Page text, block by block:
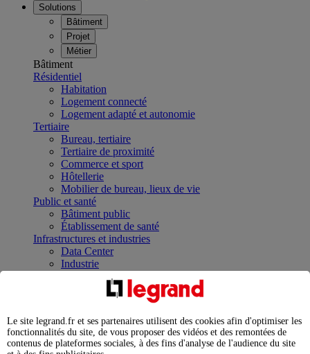
Solutions
Bâtiment
Projet
Métier
Bâtiment
Résidentiel
Habitation
Logement connecté
Logement adapté et autonomie
Tertiaire
Bureau, tertiaire
Tertiaire de proximité
Commerce et sport
Hôtellerie
Mobilier de bureau, lieux de vie
Public et santé
Bâtiment public
Établissement de santé
Infrastructures et industries
Data Center
Industrie
Infrastructures
Contrôler et planifier le fonctionnement des appareils
Répartir et optimiser son tableau électrique
Legrand Data Center Solutions : concentrer les
expertises au service de vos performances
Le site legrand.fr et ses partenaires utilisent des cookies afin d'optimiser les
fonctionnalités du site, de vous proposer des vidéos et des remontées de
contenus de plateformes sociales, à des fins d'analyse de l'audience du site